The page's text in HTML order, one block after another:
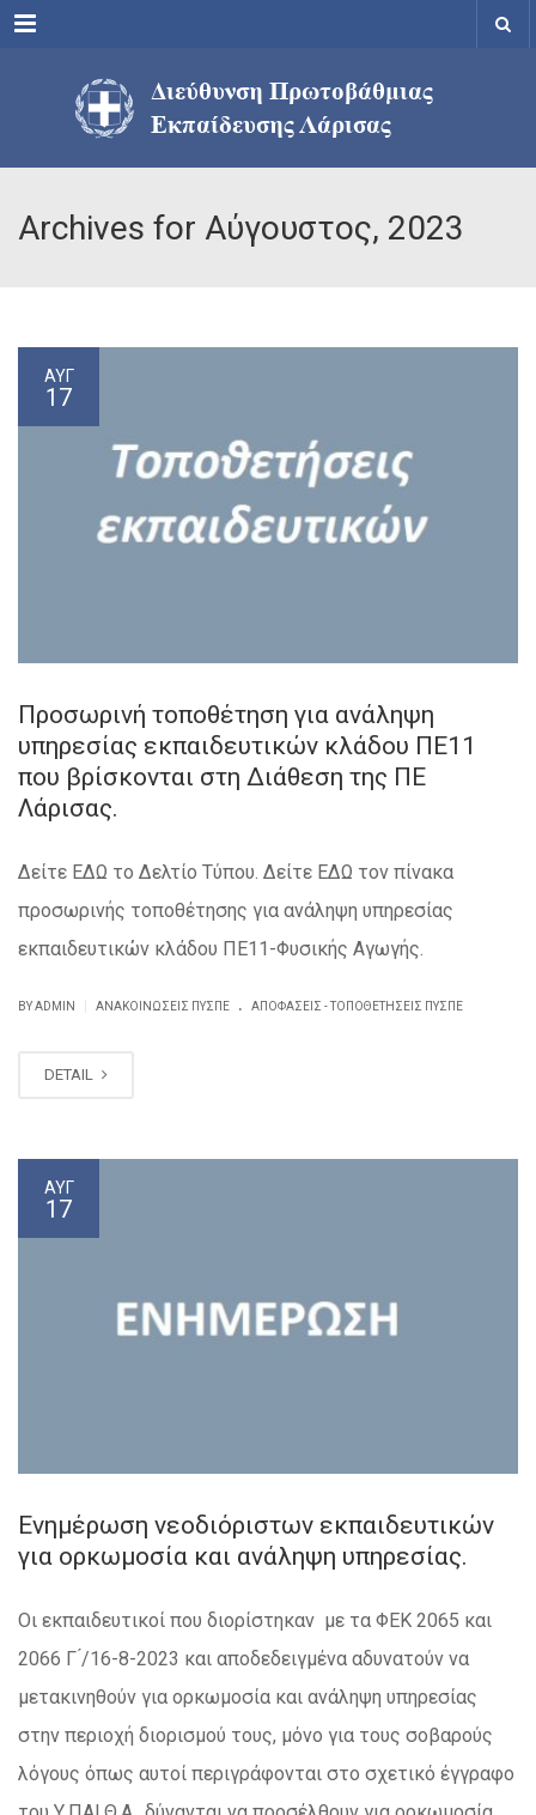
Menu
Archives for Αύγουστος, 2023
ΑΥΓ
17
Προσωρινή τοποθέτηση για ανάληψη
υπηρεσίας εκπαιδευτικών κλάδου ΠΕ11
που βρίσκονται στη Διάθεση της ΠΕ
Λάρισας.
Δείτε ΕΔΩ το Δελτίο Τύπου. Δείτε ΕΔΩ τον πίνακα
προσωρινής τοποθέτησης για ανάληψη υπηρεσίας
εκπαιδευτικών κλάδου ΠΕ11-Φυσικής Αγωγής.
BY ADMIN ΑΝΑΚΟΙΝΏΣΕΙΣ ΠΥΣΠΕ . ΑΠΟΦΆΣΕΙΣ - ΤΟΠΟΘΕΤΉΣΕΙΣ ΠΥΣΠΕ
DETAIL
ΑΥΓ
17
Ενημέρωση νεοδιόριστων εκπαιδευτικών
για ορκωμοσία και ανάληψη υπηρεσίας.
Οι εκπαιδευτικοί που διορίστηκαν με τα ΦΕΚ 2065 και
2066 Γ ́/16-8-2023 και αποδεδειγμένα αδυνατούν να
μετακινηθούν για ορκωμοσία και ανάληψη υπηρεσίας
στην περιοχή διορισμού τους, μόνο για τους σοβαρούς
λόγους όπως αυτοί περιγράφονται στο σχετικό έγγραφο